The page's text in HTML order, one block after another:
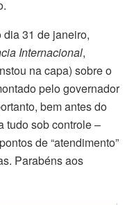
dia 31 de janeiro,
Internacional,
na capa) sobre o
pelo governador
bem antes do
tudo sob controle –
de “atendimento”
Parabéns aos